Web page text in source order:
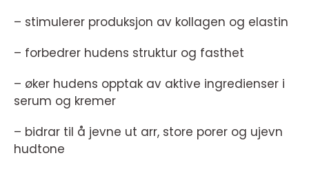
– stimulerer produksjon av kollagen og elastin
– forbedrer hudens struktur og fasthet
– øker hudens opptak av aktive ingredienser i
serum og kremer
– bidrar til å jevne ut arr, store porer og ujevn
hudtone